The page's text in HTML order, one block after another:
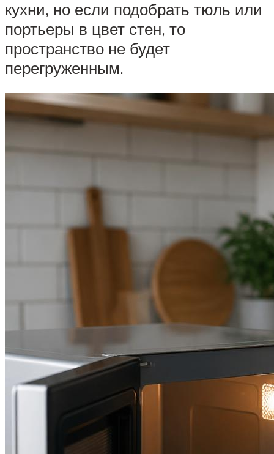
кухни, но если подобрать тюль или
портьеры в цвет стен, то
пространство не будет
перегруженным.